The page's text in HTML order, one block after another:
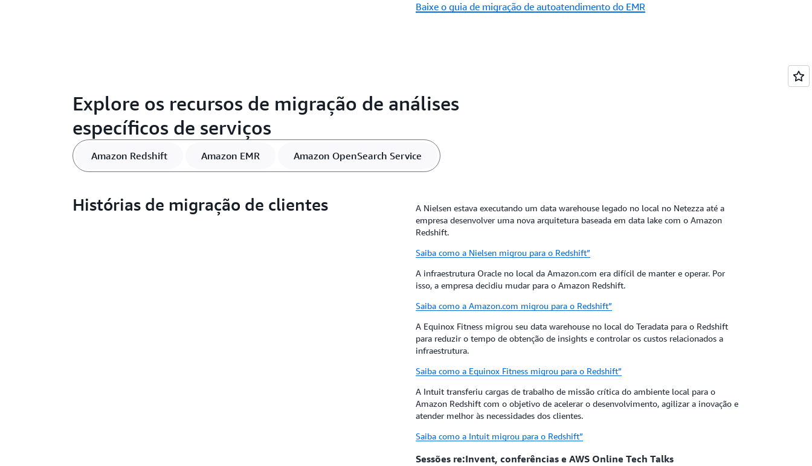
Baixe o guia de migração de autoatendimento do EMR
Explore os recursos de migração de análises
específicos de serviços
Amazon Redshift Amazon EMR Amazon OpenSearch Service
Histórias de migração de clientes
A Nielsen estava executando um data warehouse legado no local no Netezza até a
empresa desenvolver uma nova arquitetura baseada em data lake com o Amazon
Redshift.
Saiba como a Nielsen migrou para o Redshift”
A infraestrutura Oracle no local da Amazon.com era difícil de manter e operar. Por
isso, a empresa decidiu mudar para o Amazon Redshift.
Saiba como a Amazon.com migrou para o Redshift”
A Equinox Fitness migrou seu data warehouse no local do Teradata para o Redshift
para reduzir o tempo de obtenção de insights e controlar os custos relacionados a
infraestrutura.
Saiba como a Equinox Fitness migrou para o Redshift”
A Intuit transferiu cargas de trabalho de missão crítica do ambiente local para o
Amazon Redshift com o objetivo de acelerar o desenvolvimento, agilizar a inovação e
atender melhor às necessidades dos clientes.
Saiba como a Intuit migrou para o Redshift”
Sessões re:Invent, conferências e AWS Online Tech Talks